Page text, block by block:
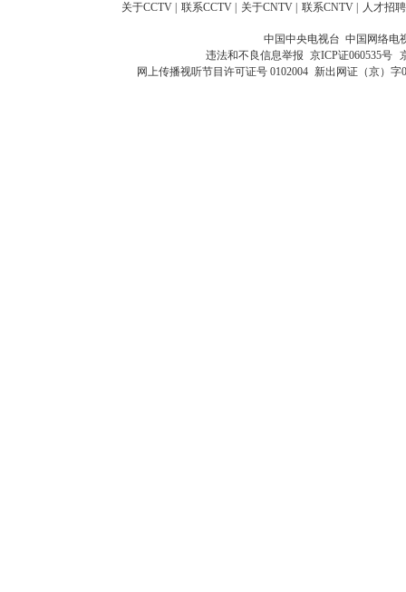
关于CCTV 联系CCTV 关于CNTV 联系CNTV 人才招聘
中国中央电视台 中国网络电
违法和不良信息举报 京ICP证060535号
网上传播视听节目许可证号 0102004 新出网证（京）